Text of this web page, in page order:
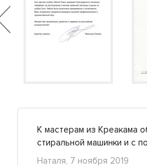
К мастерам из Креакама
стиральной машинки и с
Наталя, 7 ноября 2019